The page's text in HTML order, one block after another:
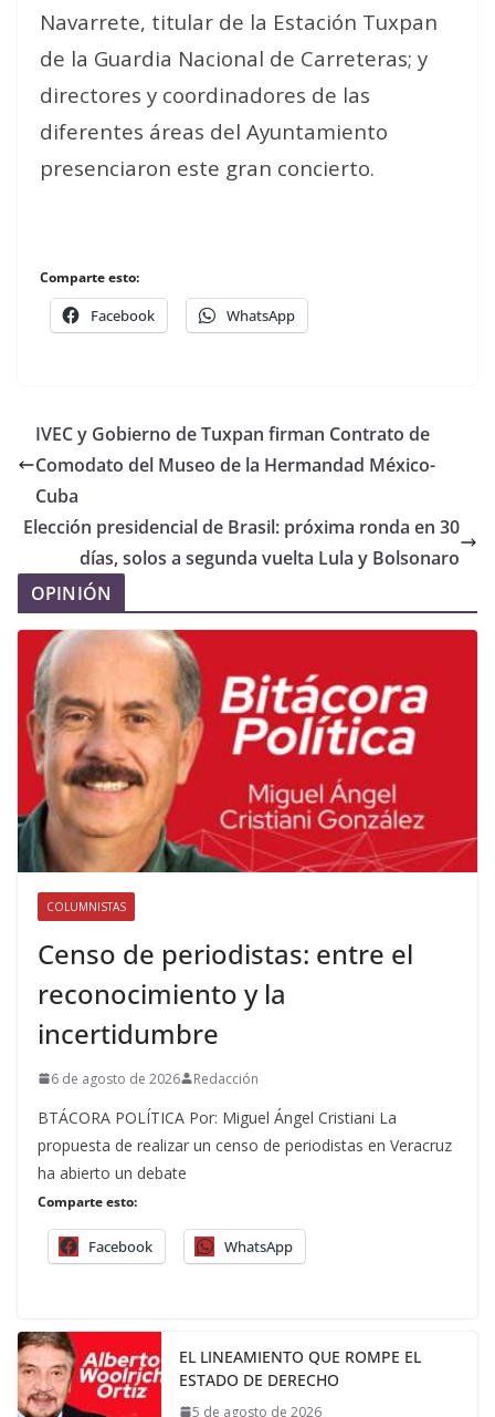
Navarrete, titular de la Estación Tuxpan
de la Guardia Nacional de Carreteras; y
directores y coordinadores de las
diferentes áreas del Ayuntamiento
presenciaron este gran concierto.
Comparte esto:
Facebook WhatsApp
IVEC y Gobierno de Tuxpan firman Contrato de
Comodato del Museo de la Hermandad México-
Cuba
Elección presidencial de Brasil: próxima ronda en 30
días, solos a segunda vuelta Lula y Bolsonaro
OPINIÓN
COLUMNISTAS
Censo de periodistas: entre el
reconocimiento y la
incertidumbre
6 de agosto de 2026 Redacción
BTÁCORA POLÍTICA Por: Miguel Ángel Cristiani La
propuesta de realizar un censo de periodistas en Veracruz
ha abierto un debate
Comparte esto:
Facebook WhatsApp
EL LINEAMIENTO QUE ROMPE EL
ESTADO DE DERECHO
5 de agosto de 2026